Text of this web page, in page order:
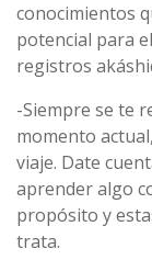
conocimientos
potencial para
registros
-Siempre se te
momento
viaje. Date
aprender algo
propósito y
trata.